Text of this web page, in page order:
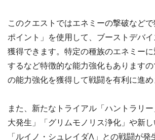
このクエストではエネミーの撃破など
ポイント」を使用して、ブーストデバ
獲得できます。特定の種族のエネミー
するなど特徴的な能力強化もありますの
の能力強化を獲得して戦闘を有利に進め
また、新たなトライアル「ハントラリ
大発生」「グリムモノリス浄化」や新
「ルイノ・シュレイダΛ」との戦闘が発